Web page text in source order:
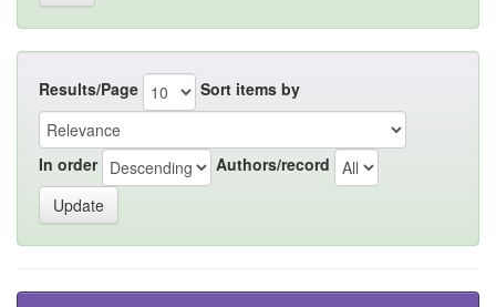
Results/Page Sort items by
In order Authors/record